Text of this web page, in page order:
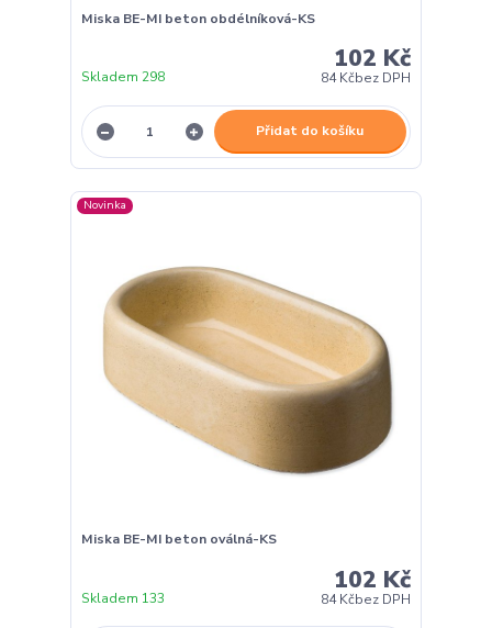
Miska BE-MI beton obdélníková-KS
102 Kč
84 Kčbez DPH
Skladem 298
Přidat do košíku
Novinka
Miska BE-MI beton oválná-KS
102 Kč
84 Kčbez DPH
Skladem 133